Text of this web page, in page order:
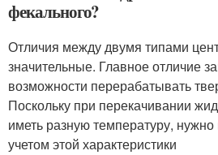
фекального?
Отличия между двумя типами
значительные. Главное отличие
возможности перерабатывать
Поскольку при перекачивании
иметь разную температуру,
учетом этой характеристики